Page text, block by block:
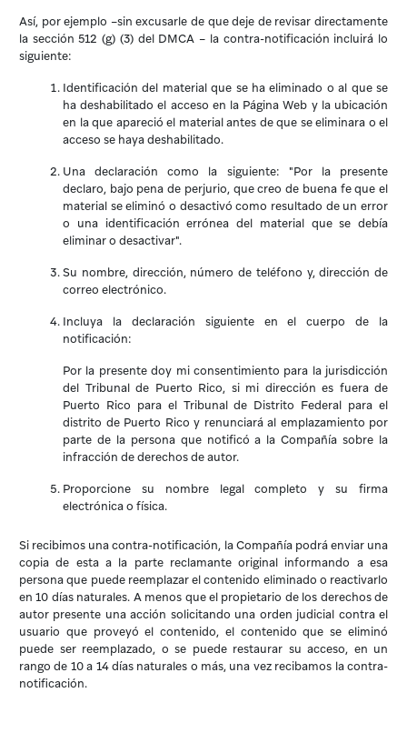
Así, por ejemplo –sin excusarle de que deje de revisar directamente
la sección 512 (g) (3) del DMCA – la contra-notificación incluirá lo
siguiente:
Identificación del material que se ha eliminado o al que se
ha deshabilitado el acceso en la Página Web y la ubicación
en la que apareció el material antes de que se eliminara o el
acceso se haya deshabilitado.
Una declaración como la siguiente: "Por la presente
declaro, bajo pena de perjurio, que creo de buena fe que el
material se eliminó o desactivó como resultado de un error
o una identificación errónea del material que se debía
eliminar o desactivar".
Su nombre, dirección, número de teléfono y, dirección de
correo electrónico.
Incluya la declaración siguiente en el cuerpo de la
notificación:
Por la presente doy mi consentimiento para la jurisdicción
del Tribunal de Puerto Rico, si mi dirección es fuera de
Puerto Rico para el Tribunal de Distrito Federal para el
distrito de Puerto Rico y renunciará al emplazamiento por
parte de la persona que notificó a la Compañía sobre la
infracción de derechos de autor.
Proporcione su nombre legal completo y su firma
electrónica o física.
Si recibimos una contra-notificación, la Compañía podrá enviar una
copia de esta a la parte reclamante original informando a esa
persona que puede reemplazar el contenido eliminado o reactivarlo
en 10 días naturales. A menos que el propietario de los derechos de
autor presente una acción solicitando una orden judicial contra el
usuario que proveyó el contenido, el contenido que se eliminó
puede ser reemplazado, o se puede restaurar su acceso, en un
rango de 10 a 14 días naturales o más, una vez recibamos la contra-
notificación.